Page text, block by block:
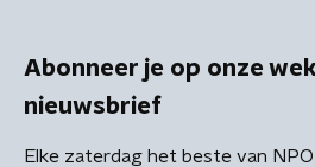
Abonneer je op onze
nieuwsbrief
Elke zaterdag het beste van